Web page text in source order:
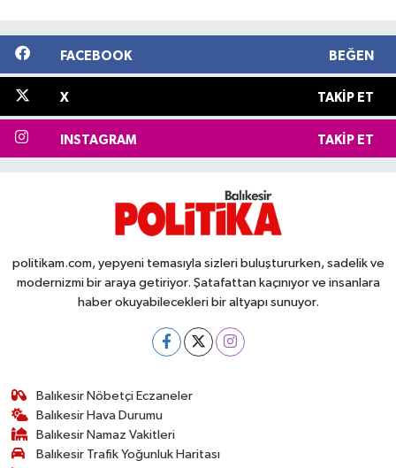
FACEBOOK BEĞEN
X TAKIP ET
INSTAGRAM TAKIP ET
politikam.com, yepyeni temasıyla sizleri buluştururken, sadelik ve
modernizmi bir araya getiriyor. Şatafattan kaçınıyor ve insanlara
haber okuyabilecekleri bir altyapı sunuyor.
Balıkesir Nöbetçi Eczaneler
Balıkesir Hava Durumu
Balıkesir Namaz Vakitleri
Balıkesir Trafik Yoğunluk Haritası